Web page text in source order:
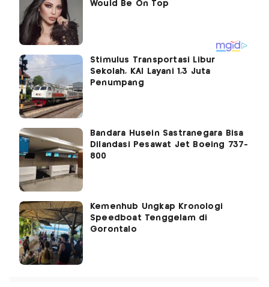
Stimulus Transportasi Libur
Sekolah, KAI Layani 1,3 Juta
Penumpang
Bandara Husein Sastranegara Bisa
Dilandasi Pesawat Jet Boeing 737-
800
Kemenhub Ungkap Kronologi
Speedboat Tenggelam di
Gorontalo